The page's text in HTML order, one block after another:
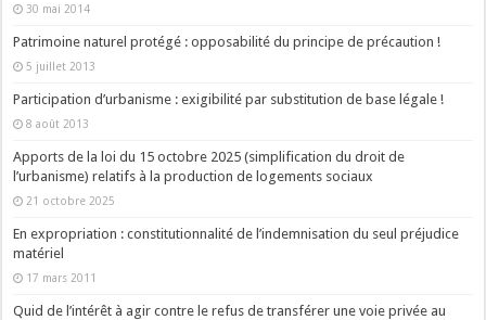
30 mai 2014
Patrimoine naturel protégé : opposabilité du principe de précaution !
5 juillet 2013
Participation d’urbanisme : exigibilité par substitution de base légale !
8 août 2013
Apports de la loi du 15 octobre 2025 (simplification du droit de
l’urbanisme) relatifs à la production de logements sociaux
21 octobre 2025
En expropriation : constitutionnalité de l’indemnisation du seul préjudice
matériel
17 mars 2011
Quid de l’intérêt à agir contre le refus de transférer une voie privée au